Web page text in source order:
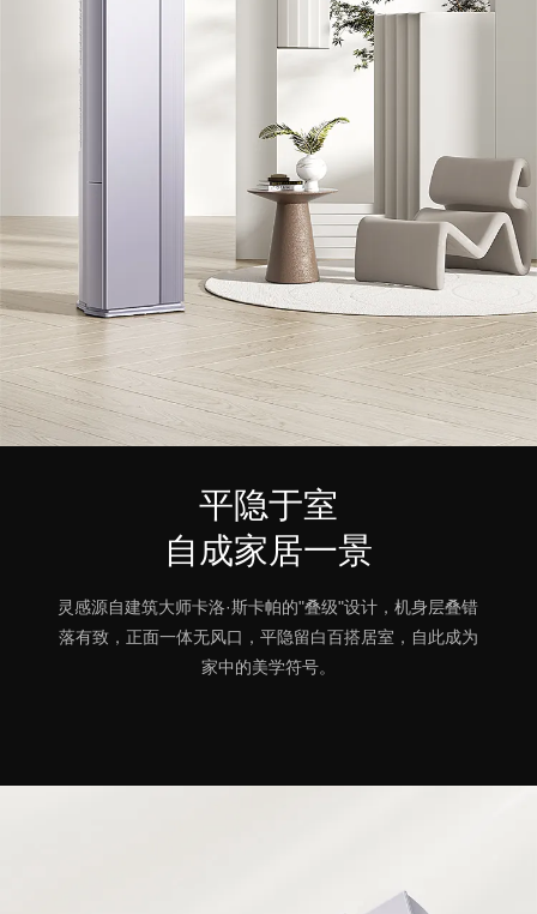
平隐于室
自成家居一景
灵感源自建筑大师卡洛·斯卡帕的"叠级"设计，机身层叠错
落有致，正面一体无风口，平隐留白百搭居室，自此成为
家中的美学符号。